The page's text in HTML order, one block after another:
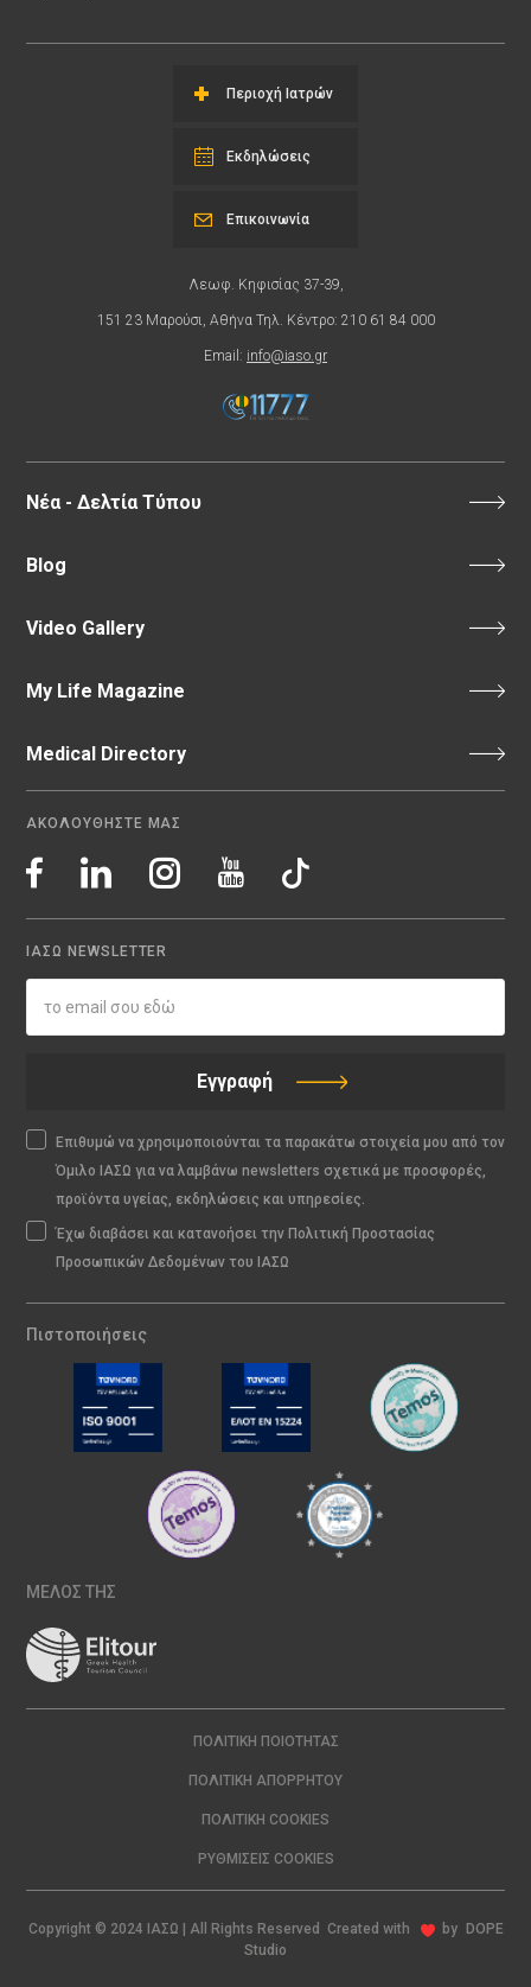
Περιοχή Ιατρών
Εκδηλώσεις
Λεωφ. Κηφισίας 37-39,
151 23 Μαρούσι, Αθήνα Τηλ. Κέντρο: 210 61 84 000
Email: info@iaso.gr
Επικοινωνία
Νέα - Δελτία Τύπου
Blog
Video Gallery
My Life Magazine
Medical Directory
ΑΚΟΛΟΥΘΗΣΤΕ ΜΑΣ
ΙΑΣΩ NEWSLETTER
Εγγραφή
Επιθυμώ να χρησιμοποιούνται τα παρακάτω στοιχεία μου από τον
Όμιλο ΙΑΣΩ για να λαμβάνω newsletters σχετικά με προσφορές,
προϊόντα υγείας, εκδηλώσεις και υπηρεσίες.
Έχω διαβάσει και κατανοήσει την Πολιτική Προστασίας
Προσωπικών Δεδομένων του ΙΑΣΩ
Πιστοποιήσεις
ΜΕΛΟΣ ΤΗΣ
ΠΟΛΙΤΙΚΉ ΠΟΙΌΤΗΤΑΣ
ΠΟΛΙΤΙΚΉ ΑΠΟΡΡΉΤΟΥ
ΠΟΛΙΤΙΚΉ COOKIES
ΡΥΘΜΊΣΕΙΣ COOKIES
Copyright © 2024 ΙΑΣΩ | All Rights Reserved Created with by
DOPE
Studio